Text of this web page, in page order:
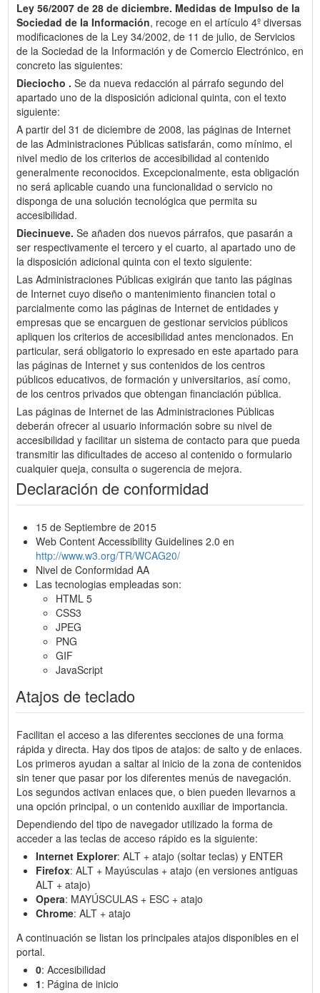
Ley 56/2007 de 28 de diciembre. Medidas de Impulso de la
Sociedad de la Información, recoge en el artículo 4º diversas
modificaciones de la Ley 34/2002, de 11 de julio, de Servicios
de la Sociedad de la Información y de Comercio Electrónico, en
concreto las siguientes:
Dieciocho . Se da nueva redacción al párrafo segundo del
apartado uno de la disposición adicional quinta, con el texto
siguiente:
A partir del 31 de diciembre de 2008, las páginas de Internet
de las Administraciones Públicas satisfarán, como mínimo, el
nivel medio de los criterios de accesibilidad al contenido
generalmente reconocidos. Excepcionalmente, esta obligación
no será aplicable cuando una funcionalidad o servicio no
disponga de una solución tecnológica que permita su
accesibilidad.
Diecinueve. Se añaden dos nuevos párrafos, que pasarán a
ser respectivamente el tercero y el cuarto, al apartado uno de
la disposición adicional quinta con el texto siguiente:
Las Administraciones Públicas exigirán que tanto las páginas
de Internet cuyo diseño o mantenimiento financien total o
parcialmente como las páginas de Internet de entidades y
empresas que se encarguen de gestionar servicios públicos
apliquen los criterios de accesibilidad antes mencionados. En
particular, será obligatorio lo expresado en este apartado para
las páginas de Internet y sus contenidos de los centros
públicos educativos, de formación y universitarios, así como,
de los centros privados que obtengan financiación pública.
Las páginas de Internet de las Administraciones Públicas
deberán ofrecer al usuario información sobre su nivel de
accesibilidad y facilitar un sistema de contacto para que pueda
transmitir las dificultades de acceso al contenido o formulario
cualquier queja, consulta o sugerencia de mejora.
Declaración de conformidad
15 de Septiembre de 2015
Web Content Accessibility Guidelines 2.0 en
http://www.w3.org/TR/WCAG20/
Nivel de Conformidad AA
Las tecnologias empleadas son:
HTML 5
CSS3
JPEG
PNG
GIF
JavaScript
Atajos de teclado
Facilitan el acceso a las diferentes secciones de una forma
rápida y directa. Hay dos tipos de atajos: de salto y de enlaces.
Los primeros ayudan a saltar al inicio de la zona de contenidos
sin tener que pasar por los diferentes menús de navegación.
Los segundos activan enlaces que, o bien pueden llevarnos a
una opción principal, o un contenido auxiliar de importancia.
Dependiendo del tipo de navegador utilizado la forma de
acceder a las teclas de acceso rápido es la siguiente:
Internet Explorer: ALT + atajo (soltar teclas) y ENTER
Firefox: ALT + Mayúsculas + atajo (en versiones antiguas
ALT + atajo)
Opera: MAYÚSCULAS + ESC + atajo
Chrome: ALT + atajo
A continuación se listan los principales atajos disponibles en el
portal.
0: Accesibilidad
1: Página de inicio